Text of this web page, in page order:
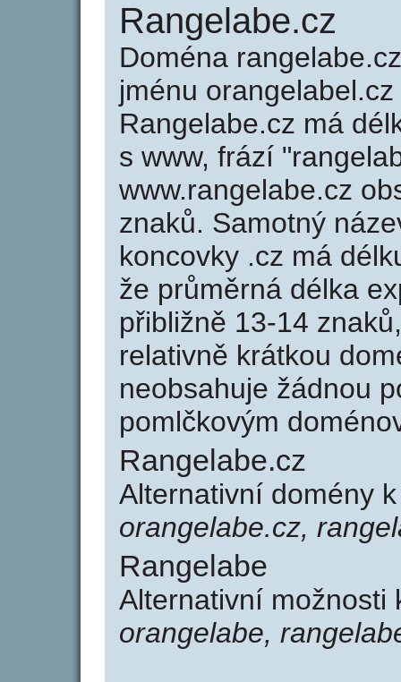
Rangelabe.cz
Doména
jménu
Rangelabe.cz má
s www, frází
www.rangelabe.cz
znaků. Samotný
koncovky .cz má
že průměrná délka
přibližně 13-14
relativně krátkou
neobsahuje žádnou
pomlčkovým
Rangelabe.cz
Alternativní domény
orangelabe.cz,
Rangelabe
Alternativní možnosti
orangelabe,